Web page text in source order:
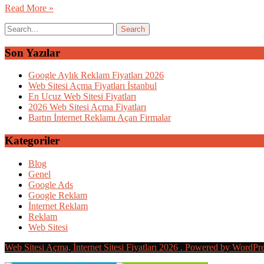
Read More »
Son Yazılar
Google Aylık Reklam Fiyatları 2026
Web Sitesi Açma Fiyatları İstanbul
En Ucuz Web Sitesi Fiyatları
2026 Web Sitesi Açma Fiyatları
Bartın İnternet Reklamı Açan Firmalar
Kategoriler
Blog
Genel
Google Ads
Google Reklam
İnternet Reklam
Reklam
Web Sitesi
Web Sitesi Açma, İnternet Sitesi Fiyatları 2026 . Powered by